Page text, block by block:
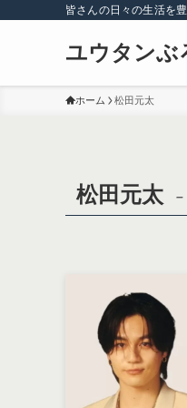
皆さんの日々の生活を
ユウタンぶ
ホーム 松田元太
松田元太 –